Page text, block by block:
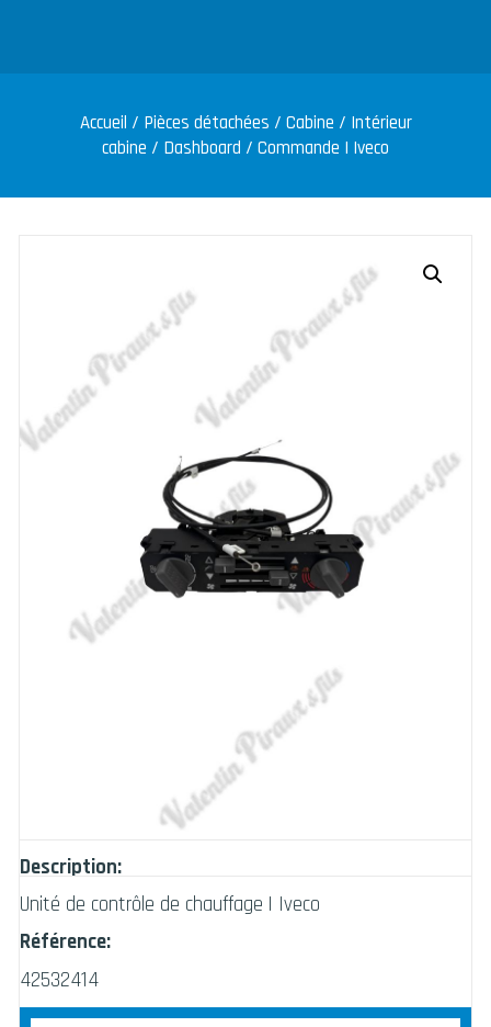
Accueil / Pièces détachées / Cabine / Intérieur
cabine / Dashboard / Commande | Iveco
Description:
Unité de contrôle de chauffage | Iveco
Référence:
42532414